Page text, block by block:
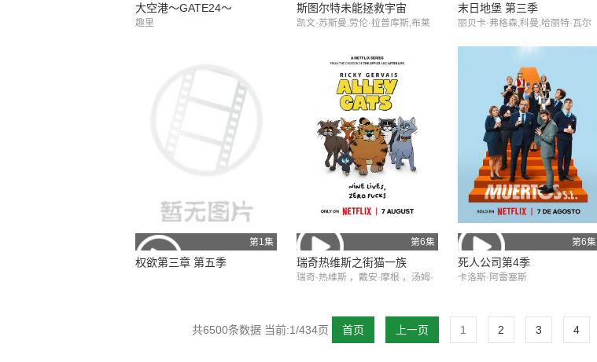
大空港～GATE24～
趣里
斯图尔特未能拯救宇宙
凯文·苏斯曼,劳伦·拉普库斯,布莱
穆斯蒂略,雅沙·斯莱瑟斯,维奥莱特
·林茨,布兰顿·莫拉莱斯,Brooklyn
Rose,Gastón Brouet,丁瑞奇,Anth
ony Giangrande,阿蒂克斯·巴塔
坎,乔什·布雷纳,瑞恩·卡特赖特
末日地堡 第三季
丽贝卡·弗格森,科曼,哈丽特·瓦尔
大·莱利,肖恩·麦克雷,雷米·米尔纳,
里克·戈麦斯,比利·波斯尔思韦特,
克莱尔·珀金斯,阿什利·祖克曼,杰
西卡·亨维克,劳拉·伊内斯,杰西卡·
布朗·芬德利,莫文·克里斯蒂,里德·
伯尼,马特·克拉文,科林·汉克斯,史
蒂夫·扎恩
第1集
权欲第三章 第五季
第6集
瑞奇热维斯之街猫一族
瑞奇·热维斯 ，戴安·摩根 ，汤姆·
第6集
死人公司第4季
卡洛斯·阿雷塞斯
共6500条数据 当前:1/434页 首页 上一页 1 2 3 4